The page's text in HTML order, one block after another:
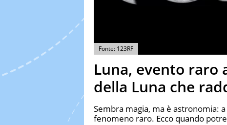
Fonte: 123RF
Luna, evento raro
della Luna che
Sembra magia, ma è astronomia:
fenomeno raro. Ecco quando